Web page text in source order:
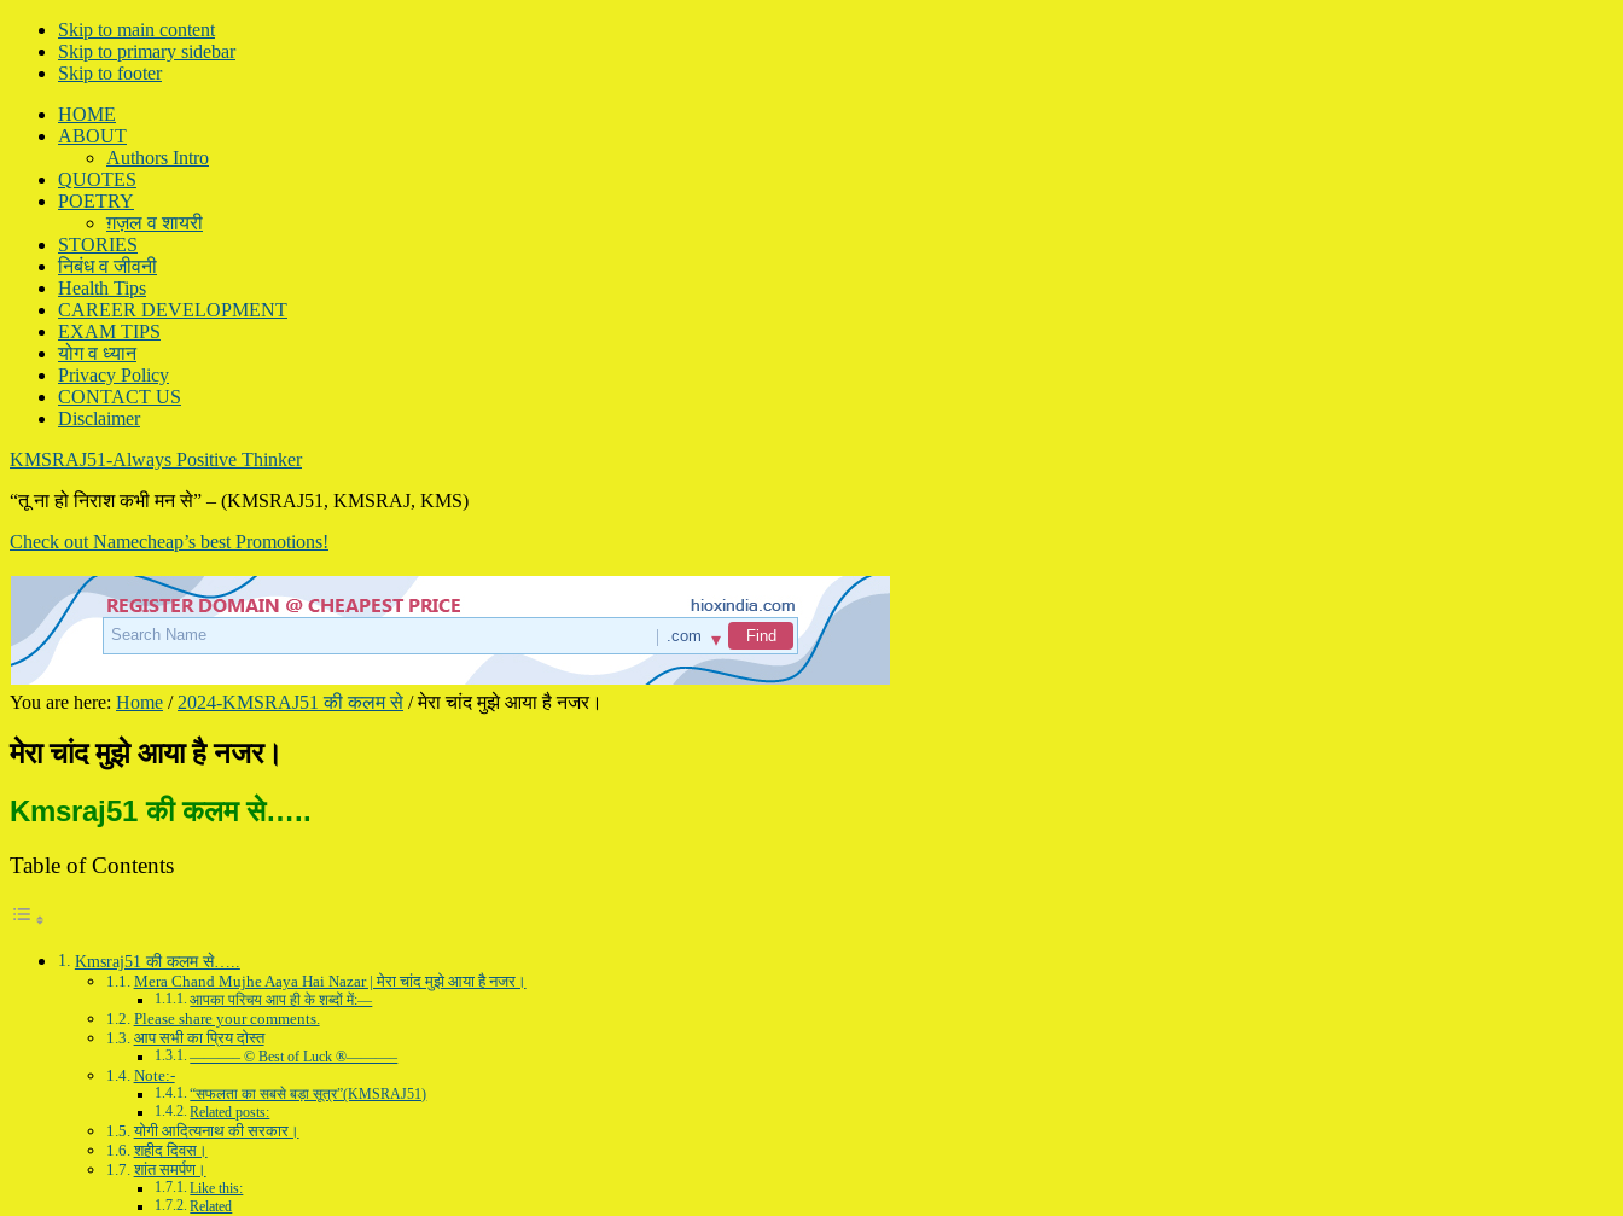
Skip to main content
Skip to primary sidebar
Skip to footer
HOME
ABOUT
Authors Intro
QUOTES
POETRY
ग़ज़ल व शायरी
STORIES
निबंध व जीवनी
Health Tips
CAREER DEVELOPMENT
EXAM TIPS
योग व ध्यान
Privacy Policy
CONTACT US
Disclaimer
KMSRAJ51-Always Positive Thinker
“तू ना हो निराश कभी मन से” – (KMSRAJ51, KMSRAJ, KMS)
Check out Namecheap’s best Promotions!
You are here: Home / 2024-KMSRAJ51 की कलम से /मेरा चांद मुझे आया है नजर।
मेरा चांद मुझे आया है नजर।
Kmsraj51 की कलम से…..
Table of Contents
Kmsraj51 की कलम से…..
Mera Chand Mujhe Aaya Hai Nazar | मेरा चांद मुझे आया है नजर।
आपका परिचय आप ही के शब्दों में:—
Please share your comments.
आप सभी का प्रिय दोस्त
———– © Best of Luck ®———–
Note:-
“सफलता का सबसे बड़ा सूत्र”(KMSRAJ51)
Related posts:
योगी आदित्यनाथ की सरकार।
शहीद दिवस।
शांत समर्पण।
Like this:
Related